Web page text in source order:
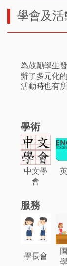
學會及活
為鼓勵學生
辦了多元化
活動時也有
學術
中文學
會
服務
學長會